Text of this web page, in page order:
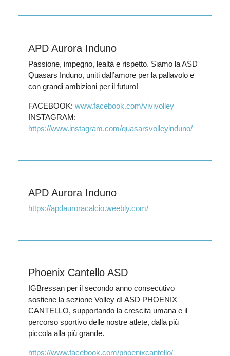
APD Aurora Induno
Passione, impegno, lealtà e rispetto. Siamo la ASD
Quasars Induno, uniti dall’amore per la pallavolo e
con grandi ambizioni per il futuro!
FACEBOOK: www.facebook.com/vivivolley
INSTAGRAM:
https://www.instagram.com/quasarsvolleyinduno/
APD Aurora Induno
https://apdauroracalcio.weebly.com/
Phoenix Cantello ASD
IGBressan per il secondo anno consecutivo
sostiene la sezione Volley dI ASD PHOENIX
CANTELLO, supportando la crescita umana e il
percorso sportivo delle nostre atlete, dalla più
piccola alla più grande.
https://www.facebook.com/phoenixcantello/